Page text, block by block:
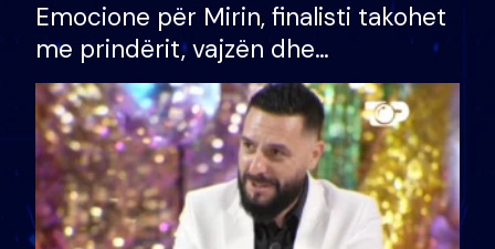
Emocione për Mirin, finalisti takohet
me prindërit, vajzën dhe
bashkëshorten: S’kemi ndonjë letër
divorci apo jo?